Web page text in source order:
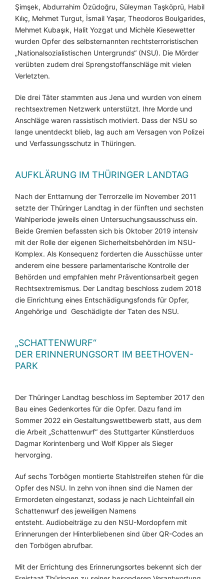
Şimşek, Abdurrahim Özüdoğru, Süleyman Taşköprü, Habil
Kılıç, Mehmet Turgut, İsmail Yaşar, Theodoros Boulgarides,
Mehmet Kubaşık, Halit Yozgat und Michèle Kiesewetter
wurden Opfer des selbsternannten rechtsterroristischen
„Nationalsozialistischen Untergrunds“ (NSU). Die Mörder
verübten zudem drei Sprengstoffanschläge mit vielen
Verletzten.
Die drei Täter stammten aus Jena und wurden von einem
rechtsextremen Netzwerk unterstützt. Ihre Morde und
Anschläge waren rassistisch motiviert. Dass der NSU so
lange unentdeckt blieb, lag auch am Versagen von Polizei
und Verfassungsschutz in Thüringen.
AUFKLÄRUNG IM THÜRINGER LANDTAG
Nach der Enttarnung der Terrorzelle im November 2011
setzte der Thüringer Landtag in der fünften und sechsten
Wahlperiode jeweils einen Untersuchungsausschuss ein.
Beide Gremien befassten sich bis Oktober 2019 intensiv
mit der Rolle der eigenen Sicherheitsbehörden im NSU-
Komplex. Als Konsequenz forderten die Ausschüsse unter
anderem eine bessere parlamentarische Kontrolle der
Behörden und empfahlen mehr Präventionsarbeit gegen
Rechtsextremismus. Der Landtag beschloss zudem 2018
die Einrichtung eines Entschädigungsfonds für Opfer,
Angehörige und Geschädigte der Taten des NSU.
„SCHATTENWURF“
DER ERINNERUNGSORT IM BEETHOVEN-
PARK
Der Thüringer Landtag beschloss im September 2017 den
Bau eines Gedenkortes für die Opfer. Dazu fand im
Sommer 2022 ein Gestaltungswettbewerb statt, aus dem
die Arbeit „Schattenwurf“ des Stuttgarter Künstlerduos
Dagmar Korintenberg und Wolf Kipper als Sieger
hervorging.
Auf sechs Torbögen montierte Stahlstreifen stehen für die
Opfer des NSU. In zehn von ihnen sind die Namen der
Ermordeten eingestanzt, sodass je nach Lichteinfall ein
Schattenwurf des jeweiligen Namens
entsteht. Audiobeiträge zu den NSU-Mordopfern mit
Erinnerungen der Hinterbliebenen sind über QR-Codes an
den Torbögen abrufbar.
Mit der Errichtung des Erinnerungsortes bekennt sich der